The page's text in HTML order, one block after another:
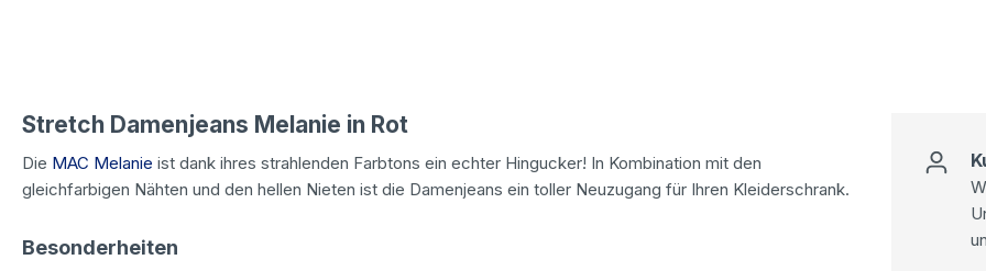
Stretch Damenjeans Melanie in Rot
Die MAC Melanie ist dank ihres strahlenden Farbtons ein echter Hingucker! In Kombination mit den
gleichfarbigen Nähten und den hellen Nieten ist die Damenjeans ein toller Neuzugang für Ihren Kleiderschrank.
Besonderheiten